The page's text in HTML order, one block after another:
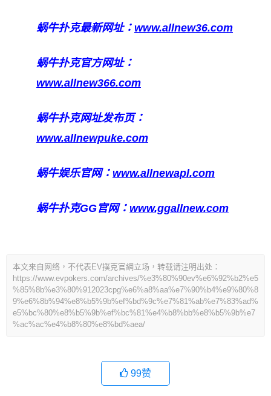
蜗牛扑克最新网址： www.allnew36.com
蜗牛扑克官方网址：
www.allnew366.com
蜗牛扑克网址发布页：
www.allnewpuke.com
蜗牛娱乐官网： www.allnewapl.com
蜗牛扑克GG官网： www.ggallnew.com
本文来自网络，不代表EV撲克官網立场，转载请注明出处：
https://www.evpokers.com/archives/%e3%80%90ev%e6%92%b2%e5
%85%8b%e3%80%912023cpg%e6%a8%aa%e7%90%b4%e9%80%8
9%e6%8b%94%e8%b5%9b%ef%bd%9c%e7%81%ab%e7%83%ad%
e5%bc%80%e8%b5%9b%ef%bc%81%e4%b8%bb%e8%b5%9b%e7
%ac%ac%e4%b8%80%e8%bd%aea/
99赞